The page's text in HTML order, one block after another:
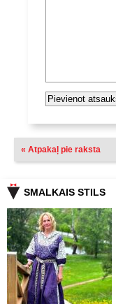
« Atpakaļ pie raksta
SMALKAIS STILS